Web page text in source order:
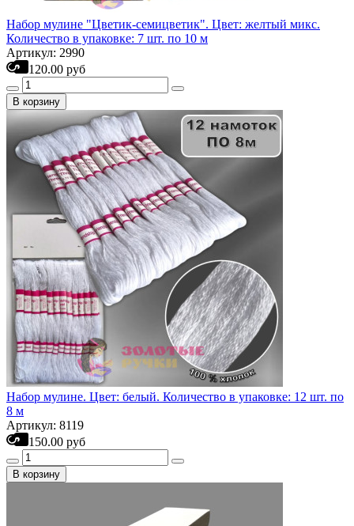
Набор мулине "Цветик-семицветик". Цвет: желтый микс.
Количество в упаковке: 7 шт. по 10 м
Артикул: 2990
120.00 руб
В корзину
Набор мулине. Цвет: белый. Количество в упаковке: 12 шт. по
8 м
Артикул: 8119
150.00 руб
В корзину